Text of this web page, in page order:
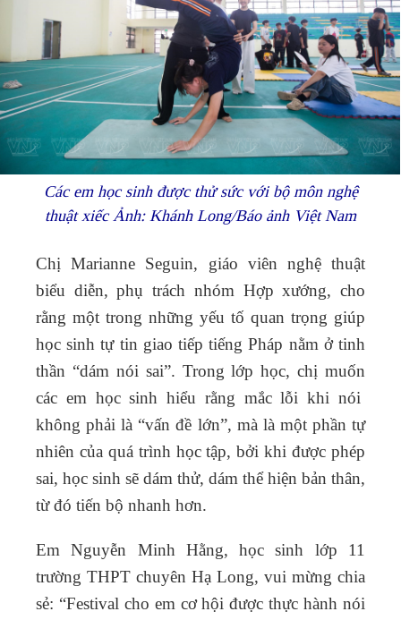
Các em học sinh được thử sức với bộ môn nghệ
thuật xiếc Ảnh: Khánh Long/Báo ảnh Việt Nam
Chị Marianne Seguin, giáo viên nghệ thuật
biểu diễn, phụ trách nhóm Hợp xướng, cho
rằng một trong những yếu tố quan trọng giúp
học sinh tự tin giao tiếp tiếng Pháp nằm ở tinh
thần “dám nói sai”. Trong lớp học, chị muốn
các em học sinh hiểu rằng mắc lỗi khi nói
không phải là “vấn đề lớn”, mà là một phần tự
nhiên của quá trình học tập, bởi khi được phép
sai, học sinh sẽ dám thử, dám thể hiện bản thân,
từ đó tiến bộ nhanh hơn.
Em Nguyễn Minh Hằng, học sinh lớp 11
trường THPT chuyên Hạ Long, vui mừng chia
sẻ: “Festival cho em cơ hội được thực hành nói